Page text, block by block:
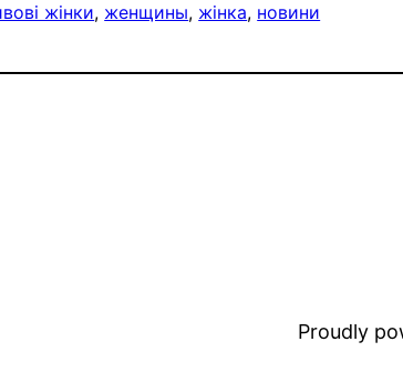
жінки, женщины, жінка, новини
Proudly